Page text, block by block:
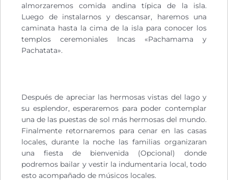
almorzaremos comida andina típica de la isla.
Luego de instalarnos y descansar, haremos una
caminata hasta la cima de la isla para conocer los
templos ceremoniales Incas «Pachamama y
Pachatata».
Después de apreciar las hermosas vistas del lago y
su esplendor, esperaremos para poder contemplar
una de las puestas de sol más hermosas del mundo.
Finalmente retornaremos para cenar en las casas
locales, durante la noche las familias organizaran
una fiesta de bienvenida (Opcional) donde
podremos bailar y vestir la indumentaria local, todo
esto acompañado de músicos locales.